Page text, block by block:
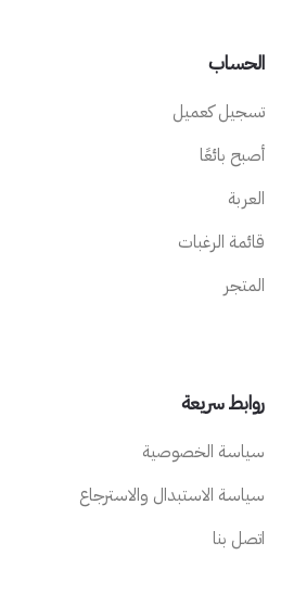
الحساب
تسجيل كعميل
أصبح بائعًا
العربة
قائمة الرغبات
المتجر
روابط سريعة
سياسة الخصوصية
سياسة الاستبدال والاسترجاع
اتصل بنا